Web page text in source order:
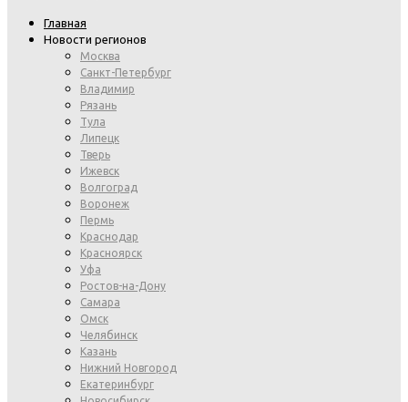
Главная
Новости регионов
Москва
Санкт-Петербург
Владимир
Рязань
Тула
Липецк
Тверь
Ижевск
Волгоград
Воронеж
Пермь
Краснодар
Красноярск
Уфа
Ростов-на-Дону
Самара
Омск
Челябинск
Казань
Нижний Новгород
Екатеринбург